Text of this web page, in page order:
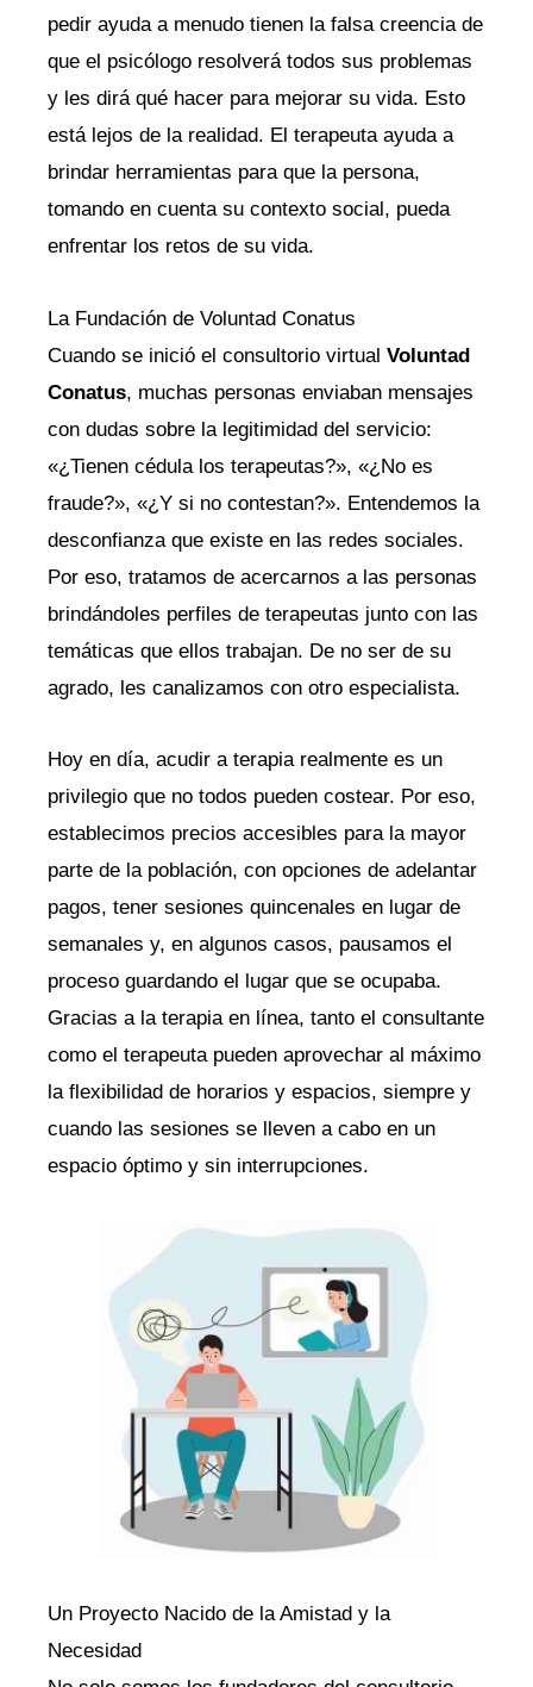
pedir ayuda a menudo tienen la falsa creencia de
que el psicólogo resolverá todos sus problemas
y les dirá qué hacer para mejorar su vida. Esto
está lejos de la realidad. El terapeuta ayuda a
brindar herramientas para que la persona,
tomando en cuenta su contexto social, pueda
enfrentar los retos de su vida.
La Fundación de Voluntad Conatus
Cuando se inició el consultorio virtual Voluntad
Conatus, muchas personas enviaban mensajes
con dudas sobre la legitimidad del servicio:
«¿Tienen cédula los terapeutas?», «¿No es
fraude?», «¿Y si no contestan?». Entendemos la
desconfianza que existe en las redes sociales.
Por eso, tratamos de acercarnos a las personas
brindándoles perfiles de terapeutas junto con las
temáticas que ellos trabajan. De no ser de su
agrado, les canalizamos con otro especialista.
Hoy en día, acudir a terapia realmente es un
privilegio que no todos pueden costear. Por eso,
establecimos precios accesibles para la mayor
parte de la población, con opciones de adelantar
pagos, tener sesiones quincenales en lugar de
semanales y, en algunos casos, pausamos el
proceso guardando el lugar que se ocupaba.
Gracias a la terapia en línea, tanto el consultante
como el terapeuta pueden aprovechar al máximo
la flexibilidad de horarios y espacios, siempre y
cuando las sesiones se lleven a cabo en un
espacio óptimo y sin interrupciones.
Un Proyecto Nacido de la Amistad y la
Necesidad